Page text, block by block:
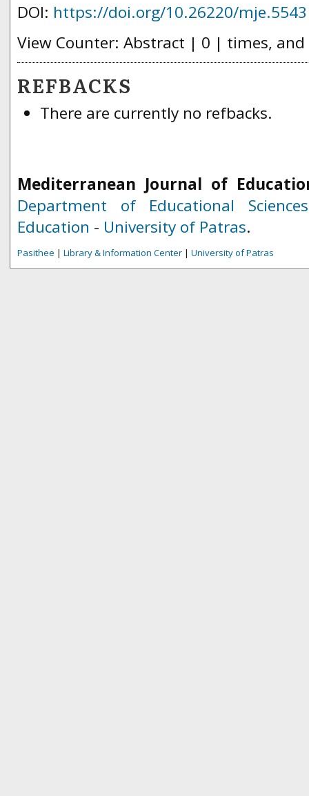
DOI: https://doi.org/10.26220/mje.5543
View Counter: Abstract | 0 | times,
REFBACKS
There are currently no refbacks.
Mediterranean Journal of
Department of Educational
Education - University of Patras.
Pasithee | Library & Information Center | University of Patras